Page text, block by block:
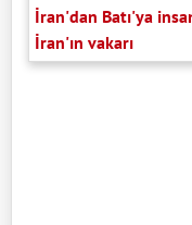
İran'dan Batı'ya
İran'ın vakarı